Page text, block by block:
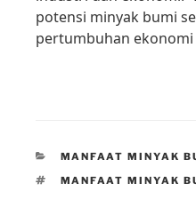
potensi minyak bumi
pertumbuhan
CATEGORIES
MANFAAT MINYAK
TAGS
MANFAAT MINYAK